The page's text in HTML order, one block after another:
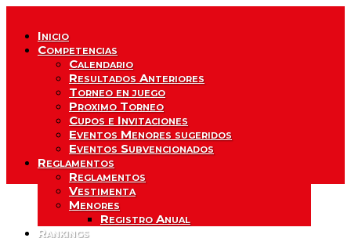
Inicio
Competencias
Calendario
Resultados Anteriores
Torneo en juego
Proximo Torneo
Cupos e Invitaciones
Eventos Menores sugeridos
Eventos Subvencionados
Reglamentos
Reglamentos
Vestimenta
Menores
Registro Anual
Rankings